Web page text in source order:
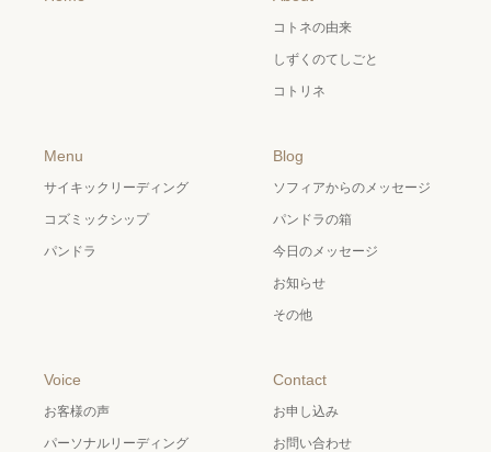
コトネの由来
しずくのてしごと
コトリネ
Menu
サイキックリーディング
コズミックシップ
パンドラ
Blog
ソフィアからのメッセージ
パンドラの箱
今日のメッセージ
お知らせ
その他
Voice
お客様の声
パーソナルリーディング
Contact
お申し込み
お問い合わせ